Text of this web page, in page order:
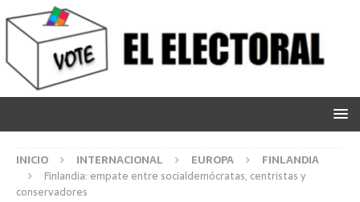
INICIO INTERNACIONAL EUROPA
FINLANDIA
Finlandia: empate entre socialdemócratas, centristas y
conservadores